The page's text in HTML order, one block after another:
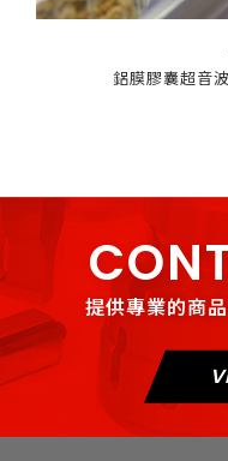
鋁膜膠囊超音
提供專業的商